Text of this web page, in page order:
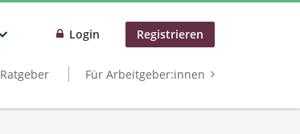
Login Registrieren
Für Arbeitgeber:innen